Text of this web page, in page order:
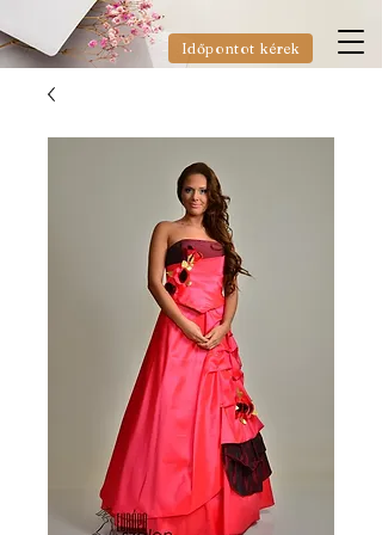
Időpontot kérek